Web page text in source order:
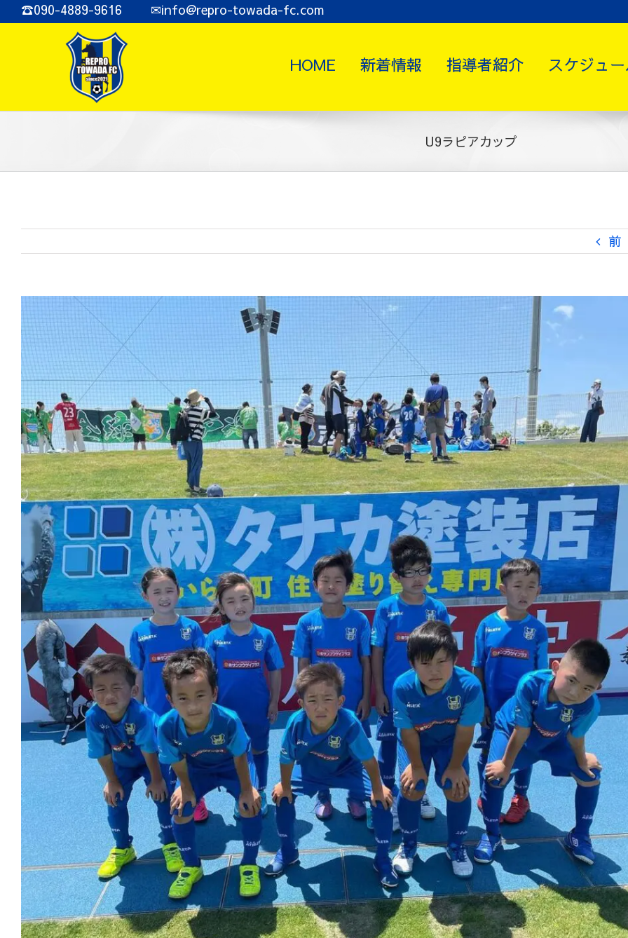
Skip
to
☎090-4889-9616 ✉info@repro-towada-fc.com
HOME 新着情報 指導者紹介 スケジュ
U9ラピアカップ
前
Larger
Image